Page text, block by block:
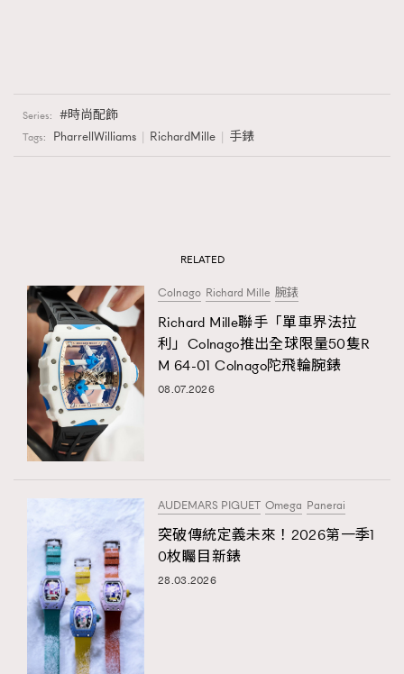
Series: 時尚配飾
Tags: PharrellWilliams RichardMille 手錶
RELATED
Colnago Richard Mille 腕錶
Richard Mille聯手「單車界法拉
利」Colnago推出全球限量50隻R
M 64-01 Colnago陀飛輪腕錶
08.07.2026
AUDEMARS PIGUET Omega Panerai
突破傳統定義未來！2026第一季1
0枚矚目新錶
28.03.2026